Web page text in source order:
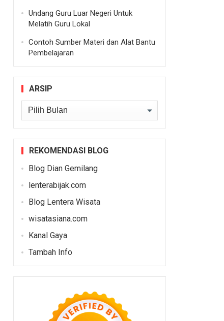
Undang Guru Luar Negeri Untuk
Melatih Guru Lokal
Contoh Sumber Materi dan Alat Bantu
Pembelajaran
ARSIP
Arsip
REKOMENDASI BLOG
Blog Dian Gemilang
lenterabijak.com
Blog Lentera Wisata
wisatasiana.com
Kanal Gaya
Tambah Info